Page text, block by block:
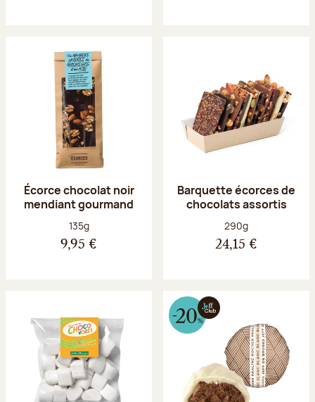
Écorce chocolat noir
mendiant gourmand
Poids net :
135g
9,95 €
Barquette écorces de
chocolats assortis
Poids net :
290g
24,15 €